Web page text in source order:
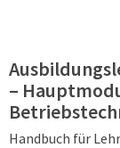
–
Handbuch für